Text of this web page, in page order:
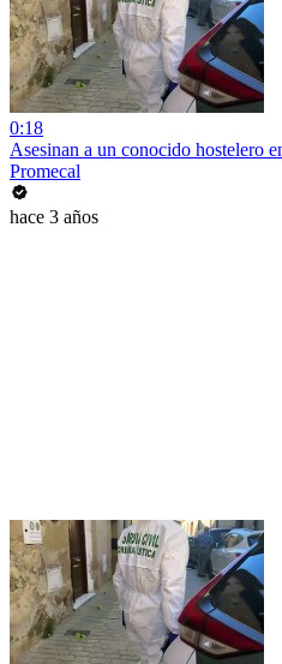
0:18
Asesinan a un conocido hostelero
Promecal
hace 3 años